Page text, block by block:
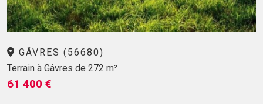
GÂVRES (56680)
Terrain à Gâvres de 272 m²
61 400 €